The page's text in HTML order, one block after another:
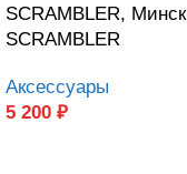
SCRAMBLER, Минск
SCRAMBLER
Аксессуары
5 200 ₽